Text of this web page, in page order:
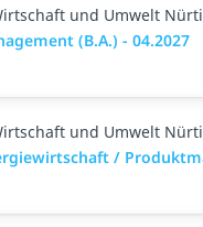
und Umwelt
(B.A.) - 04.2027
und Umwelt
/